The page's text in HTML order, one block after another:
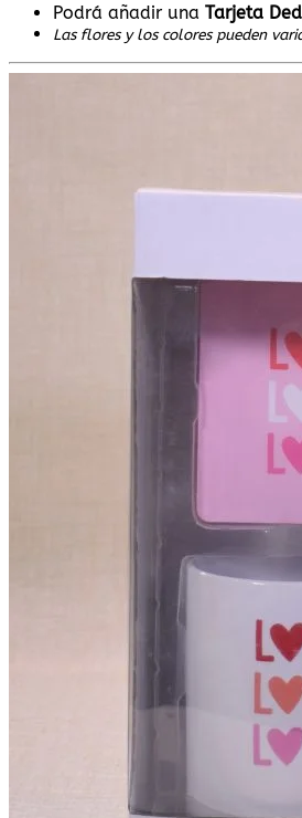
precios:
desde
60,00€
hasta
Podrá añadir una Tarjeta
Las flores y los colores pueden